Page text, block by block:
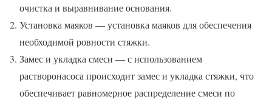
очистка и выравнивание основания.
Установка маяков — установка маяков для обеспечения
необходимой ровности стяжки.
Замес и укладка смеси — с использованием
растворонасоса происходит замес и укладка стяжки, что
обеспечивает равномерное распределение смеси по